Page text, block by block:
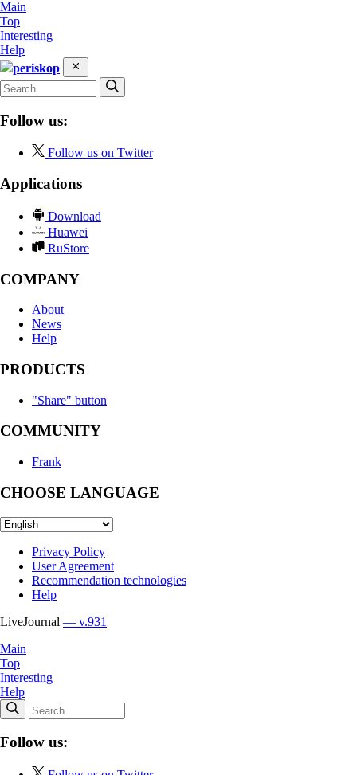
Main
Top
Interesting
Help
periskop
Follow us:
Follow us on Twitter
Applications
Download
Huawei
RuStore
COMPANY
About
News
Help
PRODUCTS
"Share" button
COMMUNITY
Frank
CHOOSE LANGUAGE
Privacy Policy
User Agreement
Recommendation technologies
Help
LiveJournal — v.931
Main
Top
Interesting
Help
Follow us: